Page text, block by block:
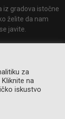
iz gradova istočne
želite da nam
javite.
za
na
iskustvo